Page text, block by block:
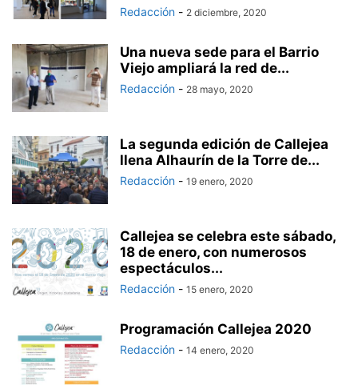
Redacción - 2 diciembre, 2020
Una nueva sede para el Barrio
Viejo ampliará la red de...
Redacción - 28 mayo, 2020
La segunda edición de Callejea
llena Alhaurín de la Torre de...
Redacción - 19 enero, 2020
Callejea se celebra este sábado,
18 de enero, con numerosos
espectáculos...
Redacción - 15 enero, 2020
Programación Callejea 2020
Redacción - 14 enero, 2020